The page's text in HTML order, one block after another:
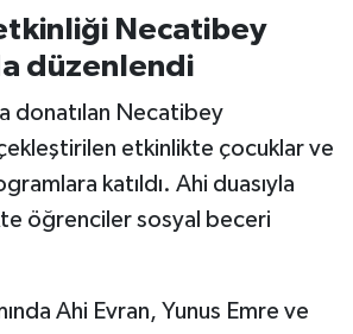
Necatibey
düzenlendi
donatılan Necatibey
etkinlikte çocuklar ve
katıldı. Ahi duasıyla
öğrenciler sosyal beceri
Ahi Evran, Yunus Emre ve